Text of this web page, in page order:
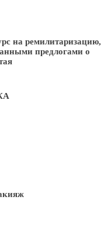
на ремилитаризацию,
предлогами о